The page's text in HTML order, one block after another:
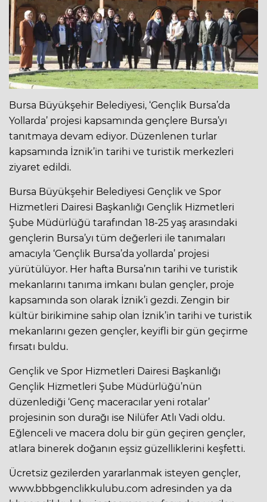
Bursa Büyükşehir Belediyesi, ‘Gençlik Bursa’da
Yollarda’ projesi kapsamında gençlere Bursa’yı
tanıtmaya devam ediyor. Düzenlenen turlar
kapsamında İznik’in tarihi ve turistik merkezleri
ziyaret edildi.
Bursa Büyükşehir Belediyesi Gençlik ve Spor
Hizmetleri Dairesi Başkanlığı Gençlik Hizmetleri
Şube Müdürlüğü tarafından 18-25 yaş arasındaki
gençlerin Bursa’yı tüm değerleri ile tanımaları
amacıyla ‘Gençlik Bursa’da yollarda’ projesi
yürütülüyor. Her hafta Bursa’nın tarihi ve turistik
mekanlarını tanıma imkanı bulan gençler, proje
kapsamında son olarak İznik’i gezdi. Zengin bir
kültür birikimine sahip olan İznik’in tarihi ve turistik
mekanlarını gezen gençler, keyifli bir gün geçirme
fırsatı buldu.
Gençlik ve Spor Hizmetleri Dairesi Başkanlığı
Gençlik Hizmetleri Şube Müdürlüğü’nün
düzenlediği ‘Genç maceracılar yeni rotalar’
projesinin son durağı ise Nilüfer Atlı Vadi oldu.
Eğlenceli ve macera dolu bir gün geçiren gençler,
atlara binerek doğanın eşsiz güzelliklerini keşfetti.
Ücretsiz gezilerden yararlanmak isteyen gençler,
www.bbbgenclikkulubu.com adresinden ya da